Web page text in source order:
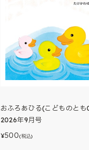
おふろあひる(こどものと
2026年9月号
¥500(税込)